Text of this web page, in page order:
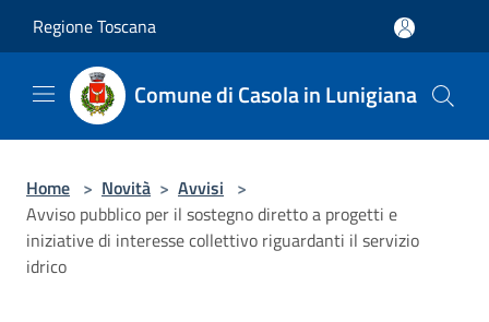
Regione Toscana
Comune di Casola in Lunigiana
Home > Novità > Avvisi >
Avviso pubblico per il sostegno diretto a progetti e
iniziative di interesse collettivo riguardanti il servizio
idrico